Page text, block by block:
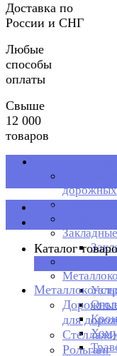
Доставка по
России и СНГ
Любые
способы
оплаты
Свыше
12 000
товаров
дорожных
Стеллажи
Каталог товаров
Каталог
для
Рольганг